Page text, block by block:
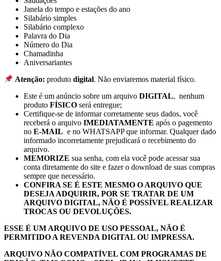
Janela do tempo e estações do ano
Silabário simples
Silabário complexo
Palavra do Dia
Número do Dia
Chamadinha
Aniversariantes
Atenção: produtodigital. Não enviaremos material físico.
Este é um anúncio sobre um arquivo DIGITAL, nenhum
produto FÍSICO será entregue;
Certifique-se de informar corretamente seus dados, você
receberá o arquivo IMEDIATAMENTE após o pagemento
no E-MAIL e no WHATSAPP que informar. Qualquer dado
informado incorretamente prejudicará o recebimento do
arquivo.
MEMORIZE sua senha, com ela você pode acessar sua
conta diretamente do site e fazer o download de suas compras
sempre que necessário.
CONFIRA SE É ESTE MESMO O ARQUIVO QUE
DESEJA ADQUIRIR, POR SE TRATAR DE UM
ARQUIVO DIGITAL, NÃO É POSSÍVEL REALIZAR
TROCAS OU DEVOLUÇÕES.
ESSE É UM ARQUIVO DE USO PESSOAL, NÃO É
PERMITIDO A REVENDA DIGITAL OU IMPRESSA.
ARQUIVO NÃO COMPATÍVEL COM PROGRAMAS DE